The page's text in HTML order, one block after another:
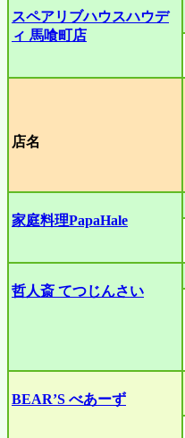
スペアリブハウスハウデ
ィ 馬喰町店
店名
家庭料理PapaHale
哲人斎 てつじんさい
BEAR’S べあーず